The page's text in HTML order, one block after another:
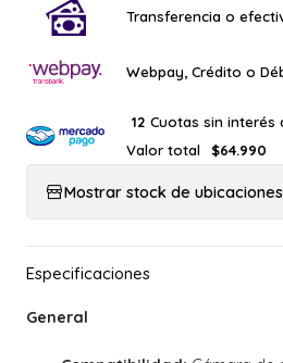
Transferencia o
Webpay, Crédito o
12 Cuotas sin interés
Valor total
$64.990
Mostrar stock de ubicaciones
General